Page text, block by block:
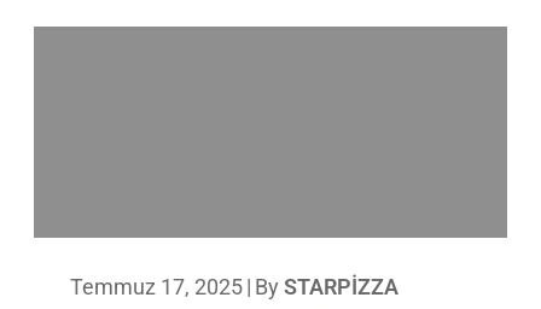
Temmuz 17, 2025| By STARPIZZA